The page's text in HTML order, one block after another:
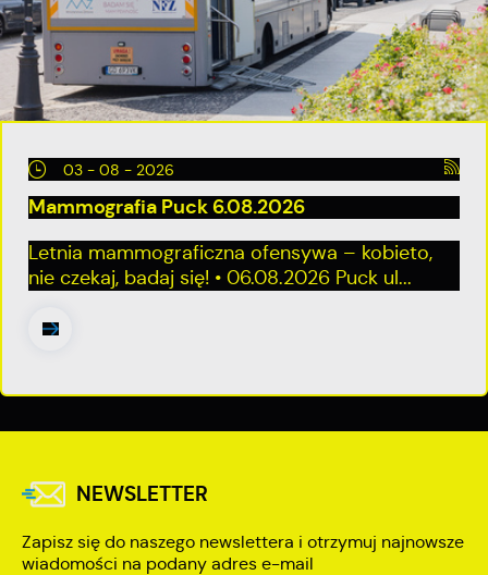
03 - 08 - 2026
Mammografia Puck 6.08.2026
Letnia mammograficzna ofensywa – kobieto,
nie czekaj, badaj się! • 06.08.2026 Puck ul...
NEWSLETTER
Zapisz się do naszego newslettera i otrzymuj najnowsze
wiadomości na podany adres e-mail